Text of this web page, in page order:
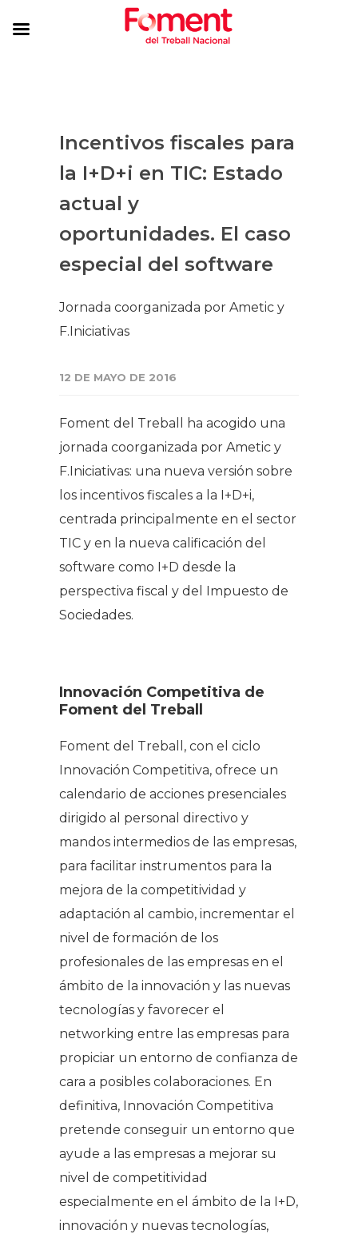
Incentivos fiscales para
la I+D+i en TIC: Estado
actual y
oportunidades. El caso
especial del software
Jornada coorganizada por Ametic y
F.Iniciativas
12 DE MAYO DE 2016
Foment del Treball ha acogido una
jornada coorganizada por Ametic y
F.Iniciativas: una nueva versión sobre
los incentivos fiscales a la I+D+i,
centrada principalmente en el sector
TIC y en la nueva calificación del
software como I+D desde la
perspectiva fiscal y del Impuesto de
Sociedades.
Innovación Competitiva de
Foment del Treball
Foment del Treball, con el ciclo
Innovación Competitiva, ofrece un
calendario de acciones presenciales
dirigido al personal directivo y
mandos intermedios de las empresas,
para facilitar instrumentos para la
mejora de la competitividad y
adaptación al cambio, incrementar el
nivel de formación de los
profesionales de las empresas en el
ámbito de la innovación y las nuevas
tecnologías y favorecer el
networking entre las empresas para
propiciar un entorno de confianza de
cara a posibles colaboraciones. En
definitiva, Innovación Competitiva
pretende conseguir un entorno que
ayude a las empresas a mejorar su
nivel de competitividad
especialmente en el ámbito de la I+D,
innovación y nuevas tecnologías,